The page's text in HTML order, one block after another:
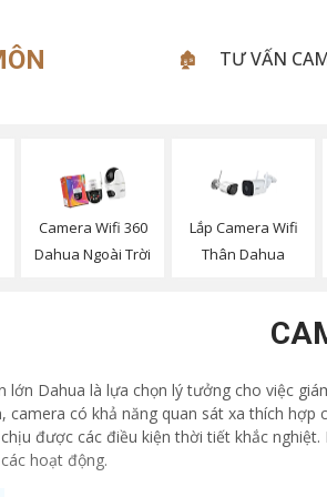
🏚 TƯ VẤN
Camera Wifi 360
Dahua Ngoài Trời
Lắp Camera Wifi
Thân Dahua
lớn Dahua là lựa chọn lý tưởng cho việc
camera có khả năng quan sát xa thích
được các điều kiện thời tiết khắc
hoạt động.